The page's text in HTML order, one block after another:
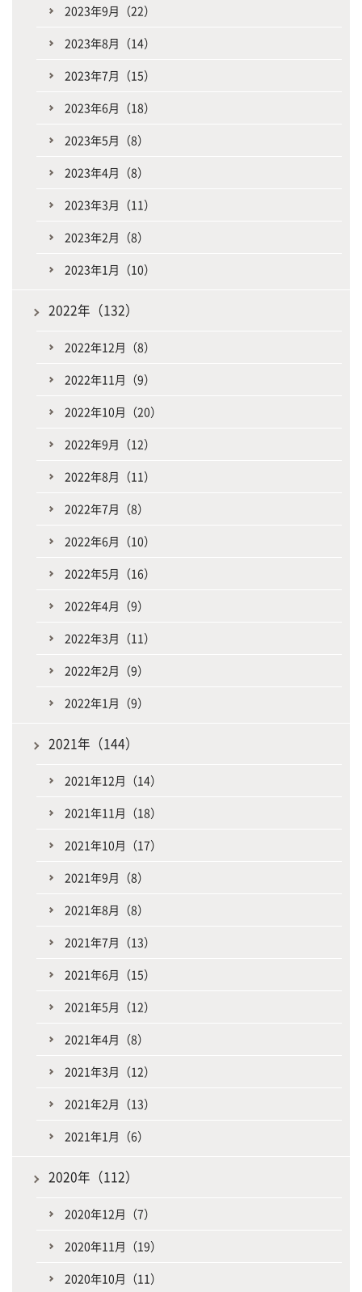
2023年9月（22）
2023年8月（14）
2023年7月（15）
2023年6月（18）
2023年5月（8）
2023年4月（8）
2023年3月（11）
2023年2月（8）
2023年1月（10）
2022年（132）
2022年12月（8）
2022年11月（9）
2022年10月（20）
2022年9月（12）
2022年8月（11）
2022年7月（8）
2022年6月（10）
2022年5月（16）
2022年4月（9）
2022年3月（11）
2022年2月（9）
2022年1月（9）
2021年（144）
2021年12月（14）
2021年11月（18）
2021年10月（17）
2021年9月（8）
2021年8月（8）
2021年7月（13）
2021年6月（15）
2021年5月（12）
2021年4月（8）
2021年3月（12）
2021年2月（13）
2021年1月（6）
2020年（112）
2020年12月（7）
2020年11月（19）
2020年10月（11）